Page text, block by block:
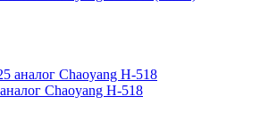
Chaoyang Н-518